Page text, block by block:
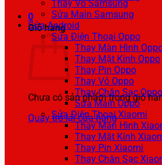
0
Giỏ hàng
Chưa có sản phẩm trong giỏ
Quay trở lại cửa hàng
Thay Vỏ Samsung
Sửa Main Samsung
Sửa Android
Sửa Điện Thoại Oppo
Thay Màn Hình
Thay Mặt Kính Oppo
Thay Pin Oppo
Thay Vỏ Oppo
Thay Chân Sạc Oppo
Sửa Main Oppo
Sửa Điện Thoại Xiaomi
Thay Màn Hình
Thay Mặt Kính
Thay Pin Xiaomi
Thay Chân Sạc